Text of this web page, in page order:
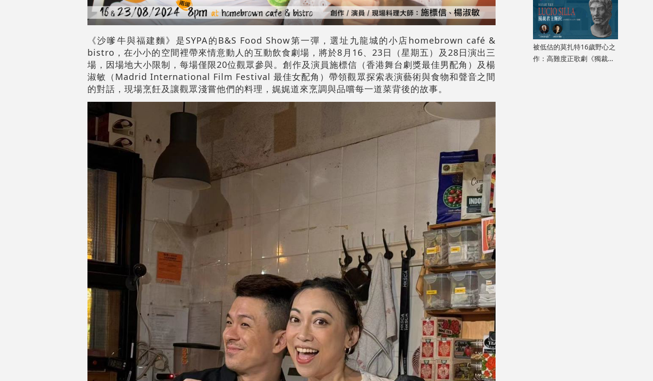
《沙嗲牛與福建麵》是SYPA的B&S Food Show第一彈，選址九龍城的小店homebrown café &
bistro，在小小的空間裡帶來情意動人的互動飲食劇場，將於8月16、23日（星期五）及28日演出三
場，因場地大小限制，每場僅限20位觀眾參與。創作及演員施標信（香港舞台劇獎最佳男配角）及楊
淑敏（Madrid International Film Festival 最佳女配角）帶領觀眾探索表演藝術與食物和聲音之間
的對話，現場烹飪及讓觀眾淺嘗他們的料理，娓娓道來烹調與品嚐每一道菜背後的故事。
被低估的莫扎特16歲野心之
作：高難度正歌劇《獨裁君